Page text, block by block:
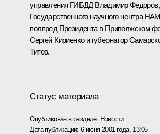
управления ГИБДД Владимир Федоров,
Государственного научного центра
полпред Президента в Приволжском
Сергей Кириенко и губернатор
Титов.
Статус материала
Опубликован в разделе: Новости
Дата публикации:6 июня 2001 года, 13:05